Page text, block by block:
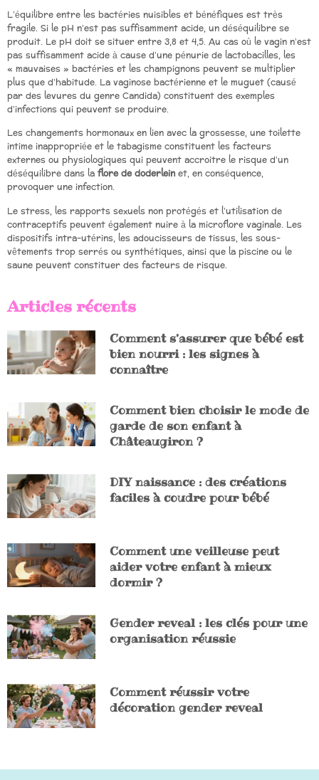
L’équilibre entre les bactéries nuisibles et bénéfiques est très
fragile. Si le pH n’est pas suffisamment acide, un déséquilibre se
produit. Le pH doit se situer entre 3,8 et 4,5. Au cas où le vagin n’est
pas suffisamment acide à cause d’une pénurie de lactobacilles, les
« mauvaises » bactéries et les champignons peuvent se multiplier
plus que d’habitude. La vaginose bactérienne et le muguet (causé
par des levures du genre Candida) constituent des exemples
d’infections qui peuvent se produire.
Les changements hormonaux en lien avec la grossesse, une toilette
intime inappropriée et le tabagisme constituent les facteurs
externes ou physiologiques qui peuvent accroitre le risque d’un
déséquilibre dans laflore de doderleinet, en conséquence,
provoquer une infection.
Le stress, les rapports sexuels non protégés et l’utilisation de
contraceptifs peuvent également nuire à la microflore vaginale. Les
dispositifs intra-utérins, les adoucisseurs de tissus, les sous-
vêtements trop serrés ou synthétiques, ainsi que la piscine ou le
saune peuvent constituer des facteurs de risque.
Articles récents
Comment s’assurer que bébé est
bien nourri : les signes à
connaître
Comment bien choisir le mode de
garde de son enfant à
Châteaugiron ?
DIY naissance : des créations
faciles à coudre pour bébé
Comment une veilleuse peut
aider votre enfant à mieux
dormir ?
Gender reveal : les clés pour une
organisation réussie
Comment réussir votre
décoration gender reveal